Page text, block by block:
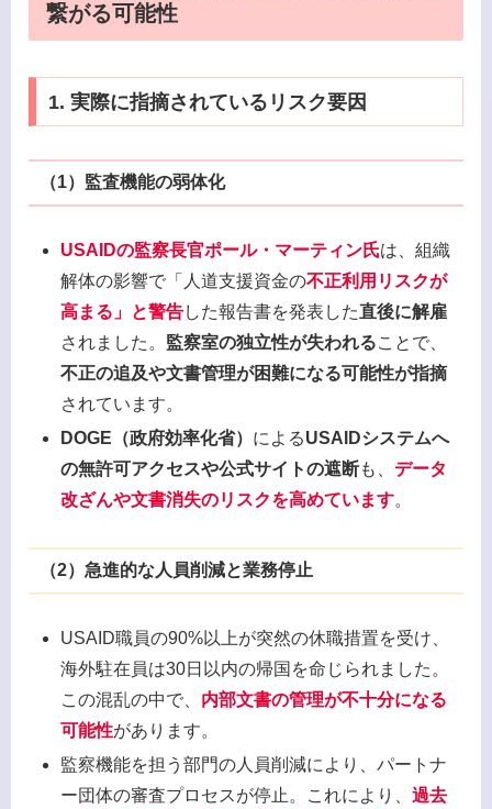
繋がる可能性
1. 実際に指摘されているリスク要因
（1） 監査機能の弱体化
USAIDの監察長官ポール・マーティン氏は、組織
解体の影響で「人道支援資金の不正利用リスクが
高まる」と警告した報告書を発表した直後に解雇
されました。 監察室の独立性が失われることで、
不正の追及や文書管理が困難になる可能性が指摘
されています。
DOGE（政府効率化省） によるUSAIDシステムへ
の無許可アクセスや公式サイトの遮断も、データ
改ざんや文書消失のリスクを高めています。
（2） 急進的な人員削減と業務停止
USAID職員の90%以上が突然の休職措置を受け、
海外駐在員は30日以内の帰国を命じられました。
この混乱の中で、 内部文書の管理が不十分になる
可能性があります。
監察機能を担う部門の人員削減により、パートナ
ー団体の審査プロセスが停止。これにより、過去